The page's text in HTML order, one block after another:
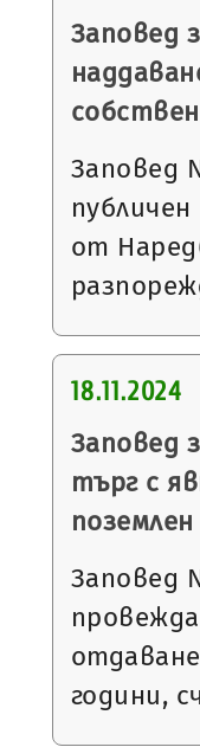
Заповед
Заповед
от
18.11.2024
Заповед
търг с
Заповед
години,